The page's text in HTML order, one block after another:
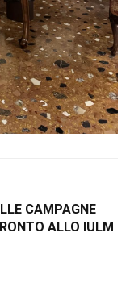
CAMPAGNE
ALLO IULM